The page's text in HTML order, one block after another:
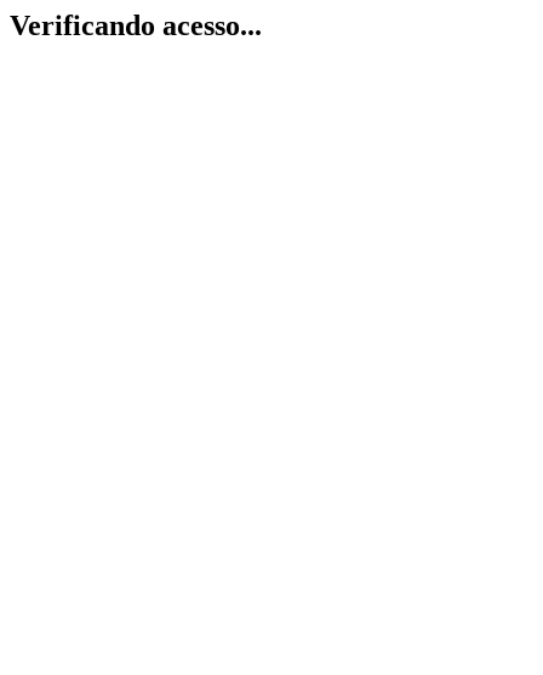
Verificando acesso...